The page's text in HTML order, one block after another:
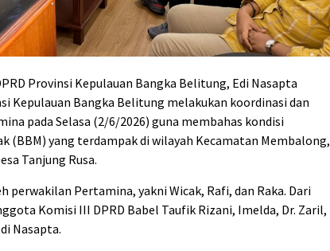
Provinsi Kepulauan Bangka Belitung, Edi Nasapta
Kepulauan Bangka Belitung melakukan koordinasi dan
pada Selasa (2/6/2026) guna membahas kondisi
(BBM) yang terdampak di wilayah Kecamatan Membalong,
Tanjung Rusa.
Pertamina, yakni Wicak, Rafi, dan Raka. Dari
Komisi III DPRD Babel Taufik Rizani, Imelda, Dr. Zaril,
Nasapta.